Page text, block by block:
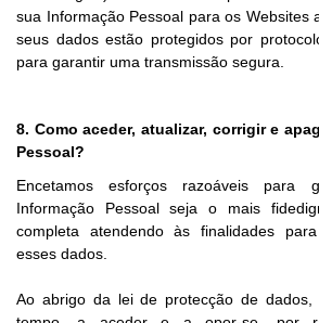
sua Informação Pessoal para os Websites
seus dados estão protegidos por
para garantir uma transmissão segura.
8. Como aceder, atualizar, corrigir e
Pessoal?
Encetamos esforços razoáveis
Informação Pessoal seja o mais
completa atendendo às finalidades
esses dados.
Ao abrigo da lei de protecção de